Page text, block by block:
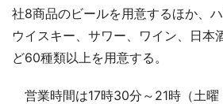
社8商品のビールを用意するほか、ハ
ウイスキー、サワー、ワイン、日本
ど60種類以上を用意する。
営業時間は17時30分～21時（土曜